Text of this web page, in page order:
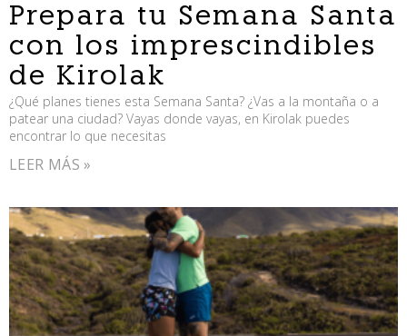
Prepara tu Semana Santa
con los imprescindibles
de Kirolak
¿Qué planes tienes esta Semana Santa? ¿Vas a la montaña o a
patear una ciudad? Vayas donde vayas, en Kirolak puedes
encontrar lo que necesitas
LEER MÁS »